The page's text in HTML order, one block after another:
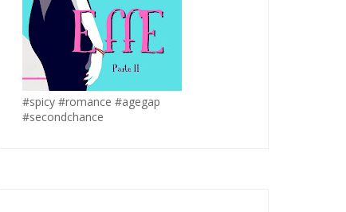
#spicy #romance #agegap
#secondchance